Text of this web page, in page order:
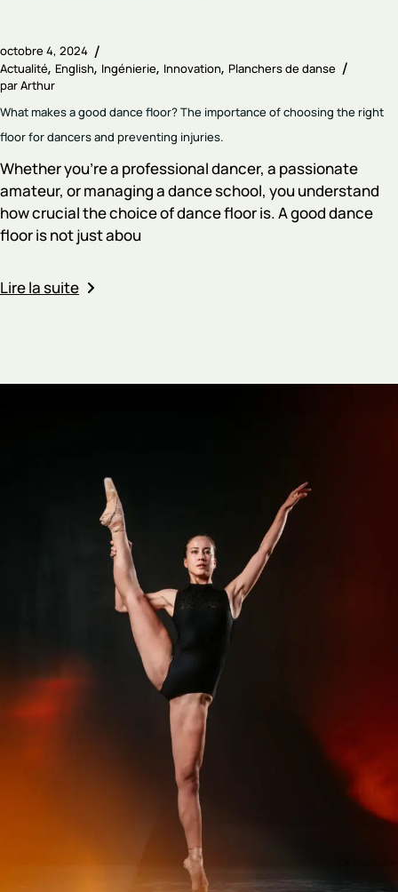
octobre 4, 2024
Actualité English Ingénierie Innovation Planchers de danse
parArthur
What makes a good dance floor? The importance of choosing the right
floor for dancers and preventing injuries.
Whether you're a professional dancer, a passionate
amateur, or managing a dance school, you understand
how crucial the choice of dance floor is. A good dance
floor is not just abou
Lire la suite